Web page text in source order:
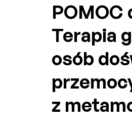
POMOC
Terapia
osób
z